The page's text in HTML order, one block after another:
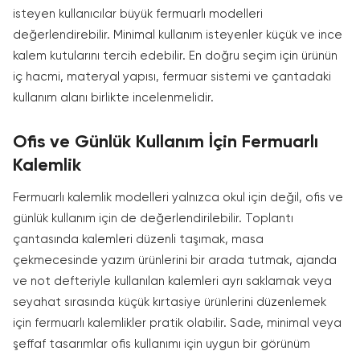
isteyen kullanıcılar büyük fermuarlı modelleri
değerlendirebilir. Minimal kullanım isteyenler küçük ve ince
kalem kutularını tercih edebilir. En doğru seçim için ürünün
iç hacmi, materyal yapısı, fermuar sistemi ve çantadaki
kullanım alanı birlikte incelenmelidir.
Ofis ve Günlük Kullanım İçin Fermuarlı
Kalemlik
Fermuarlı kalemlik modelleri yalnızca okul için değil, ofis ve
günlük kullanım için de değerlendirilebilir. Toplantı
çantasında kalemleri düzenli taşımak, masa
çekmecesinde yazım ürünlerini bir arada tutmak, ajanda
ve not defteriyle kullanılan kalemleri ayrı saklamak veya
seyahat sırasında küçük kırtasiye ürünlerini düzenlemek
için fermuarlı kalemlikler pratik olabilir. Sade, minimal veya
şeffaf tasarımlar ofis kullanımı için uygun bir görünüm